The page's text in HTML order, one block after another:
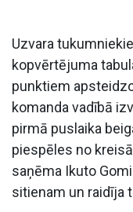
Uzvara
kopvērtējuma
punktiem
komanda vadībā
pirmā puslaika
piespēles no
saņēma Ikuto
sitienam un raidīja